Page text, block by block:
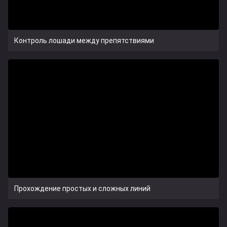
Контроль лошади между препятствиями
Прохождение простых и сложных линий